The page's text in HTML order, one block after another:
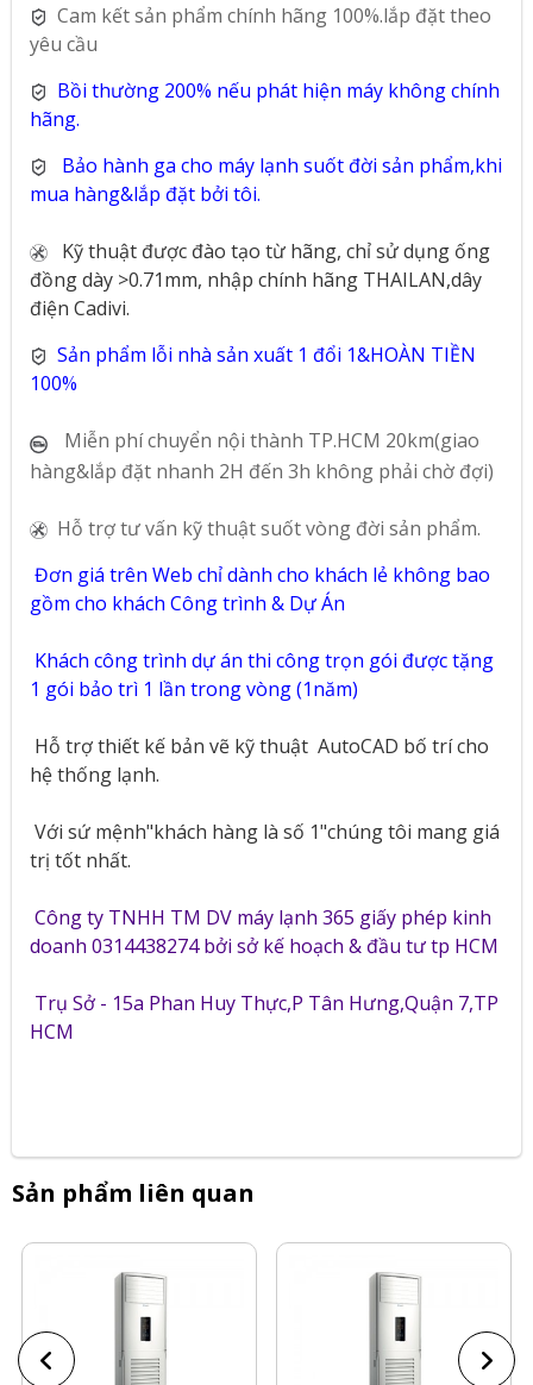
Cam kết sản phẩm chính hãng 100%.lắp đặt theo
yêu cầu
Bồi thường 200% nếu phát hiện máy không chính
hãng.
Bảo hành ga cho máy lạnh suốt đời sản phẩm,khi
mua hàng&lắp đặt bởi tôi.
Kỹ thuật được đào tạo từ hãng, chỉ sử dụng ống
đồng dày >0.71mm, nhập chính hãng THAILAN,dây
điện Cadivi.
Sản phẩm lỗi nhà sản xuất 1 đổi 1&HOÀN TIỀN
100%
Miễn phí chuyển nội thành TP.HCM 20km(giao
hàng&lắp đặt nhanh 2H đến 3h không phải chờ đợi)
Hỗ trợ tư vấn kỹ thuật suốt vòng đời sản phẩm.
Đơn giá trên Web chỉ dành cho khách lẻ không bao
gồm cho khách Công trình & Dự Án
Khách công trình dự án thi công trọn gói được tặng
1 gói bảo trì 1 lần trong vòng (1năm)
Hỗ trợ thiết kế bản vẽ kỹ thuật AutoCAD bố trí cho
hệ thống lạnh.
Với sứ mệnh"khách hàng là số 1"chúng tôi mang giá
trị tốt nhất.
Công ty TNHH TM DV máy lạnh 365 giấy phép kinh
doanh 0314438274 bởi sở kế hoạch & đầu tư tp HCM
Trụ Sở - 15a Phan Huy Thực,P Tân Hưng,Quận 7,TP
HCM
Sản phẩm liên quan